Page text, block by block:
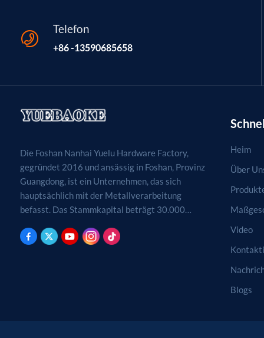
Telefon
+86 -13590685658
Die Foshan Nanhai Yuelu Hardware Factory,
gegründet 2016 und ansässig in Foshan, Provinz
Guangdong, ist ein Unternehmen, das sich
hauptsächlich mit der Metallverarbeitung
befasst. Das Stammkapital beträgt 30.000
Produktion und der Vertrieb von
Heim
Über
Video
Blogs